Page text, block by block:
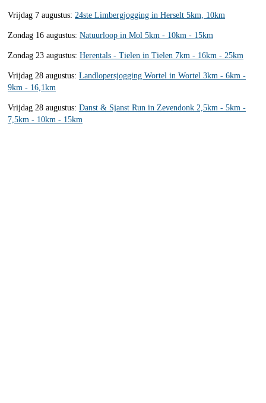
Vrijdag 7 augustus: 24ste Limbergjogging in Herselt 5km, 10km
Zondag 16 augustus: Natuurloop in Mol 5km - 10km - 15km
Zondag 23 augustus: Herentals - Tielen in Tielen 7km - 16km - 25km
Vrijdag 28 augustus: Landlopersjogging Wortel in Wortel 3km - 6km -
9km - 16,1km
Vrijdag 28 augustus: Danst & Sjanst Run in Zevendonk 2,5km - 5km -
7,5km - 10km - 15km